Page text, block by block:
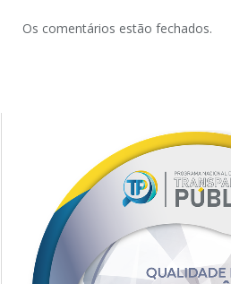
Os comentários estão fechados.